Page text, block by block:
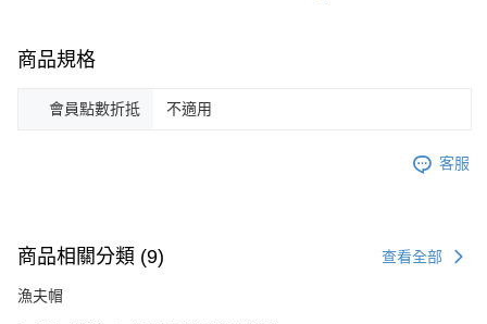
商品規格
會員點數折抵 不適用
客服
商品相關分類 (9) 查看全部
漁夫帽